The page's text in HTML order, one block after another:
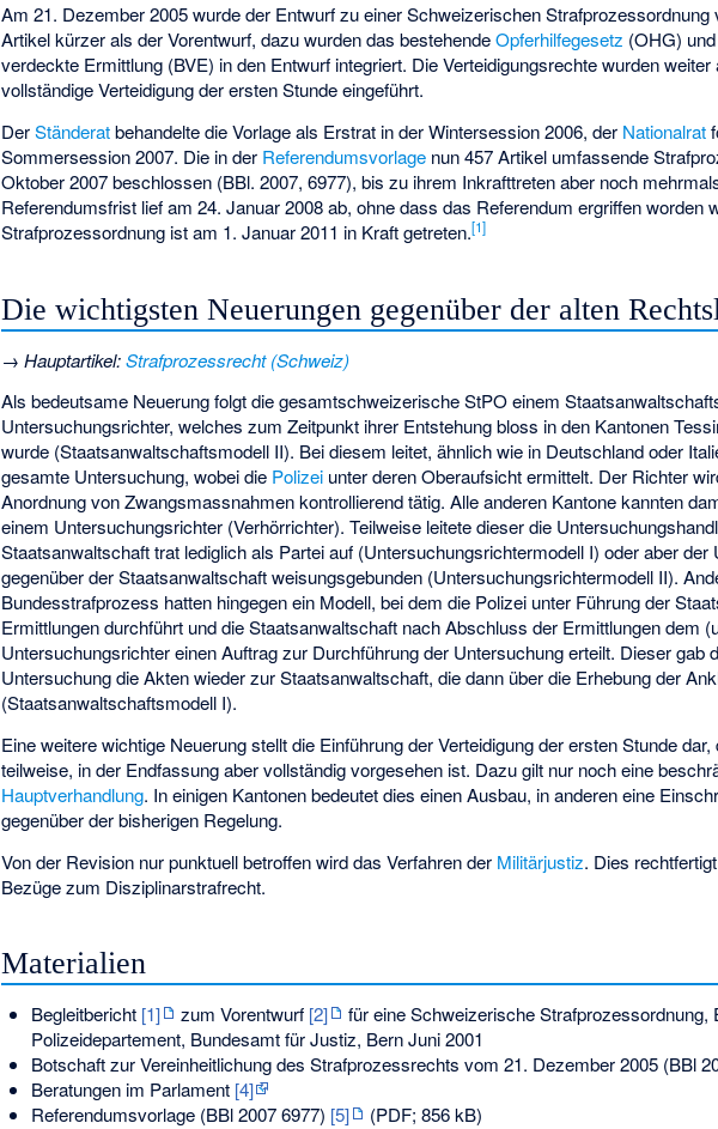
Am 21. Dezember 2005 wurde der Entwurf zu einer Schweizerischen
Artikel kürzer als der Vorentwurf, dazu wurden das bestehendeOpferhilfegesetz (OHG)
verdeckte Ermittlung (BVE) in den Entwurf integriert. Die Verteidigungsrechte wurden
vollständige Verteidigung der ersten Stunde eingeführt.
DerStänderatbehandelte die Vorlage als Erstrat in der Wintersession 2006, der Nationalrat
Sommersession 2007. Die in der Referendumsvorlage nun 457 Artikel umfassende
Oktober 2007 beschlossen (BBl. 2007, 6977), bis zu ihrem Inkrafttreten aber noch
Referendumsfrist lief am 24. Januar 2008 ab, ohne dass das Referendum ergriffen worden
Strafprozessordnung ist am 1. Januar 2011 in Kraft getreten.[1]
Die wichtigsten Neuerungen gegenüber der alten
→Hauptartikel:Strafprozessrecht (Schweiz)
Als bedeutsame Neuerung folgt die gesamtschweizerische StPO einem
Untersuchungsrichter, welches zum Zeitpunkt ihrer Entstehung bloss in den Kantonen
wurde (Staatsanwaltschaftsmodell II). Bei diesem leitet, ähnlich wie in Deutschland oder
gesamte Untersuchung, wobei die Polizei unter deren Oberaufsicht ermittelt. Der Richter
Anordnung von Zwangsmassnahmen kontrollierend tätig. Alle anderen Kantone kannten
einem Untersuchungsrichter (Verhörrichter). Teilweise leitete dieser die
Staatsanwaltschaft trat lediglich als Partei auf (Untersuchungsrichtermodell I) oder aber
gegenüber der Staatsanwaltschaft weisungsgebunden (Untersuchungsrichtermodell II).
Bundesstrafprozess hatten hingegen ein Modell, bei dem die Polizei unter Führung der
Ermittlungen durchführt und die Staatsanwaltschaft nach Abschluss der Ermittlungen dem
Untersuchungsrichter einen Auftrag zur Durchführung der Untersuchung erteilt. Dieser gab
Untersuchung die Akten wieder zur Staatsanwaltschaft, die dann über die Erhebung der
(Staatsanwaltschaftsmodell I).
Eine weitere wichtige Neuerung stellt die Einführung der Verteidigung der ersten Stunde
teilweise, in der Endfassung aber vollständig vorgesehen ist. Dazu gilt nur noch eine
Hauptverhandlung. In einigen Kantonen bedeutet dies einen Ausbau, in anderen eine
gegenüber der bisherigen Regelung.
Von der Revision nur punktuell betroffen wird das Verfahren der Militärjustiz. Dies
Bezüge zum Disziplinarstrafrecht.
Materialien
Begleitbericht [1] zum Vorentwurf [2]
für eine Schweizerische
Polizeidepartement, Bundesamt für Justiz, Bern Juni 2001
Botschaft zur Vereinheitlichung des Strafprozessrechts vom 21. Dezember 2005 (BBl
Beratungen im Parlament [4]
Referendumsvorlage (BBl 2007 6977) [5] (PDF; 856 kB)